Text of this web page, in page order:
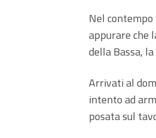
Nel
appurare che
della Bassa,
Arrivati al
intento ad
posata sul